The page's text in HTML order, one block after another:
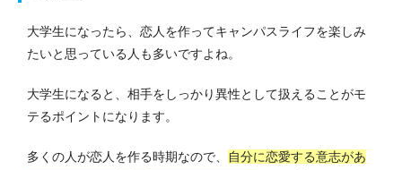
大学生になったら、恋人を作ってキャンパスライフを楽しみ
たいと思っている人も多いですよね。
大学生になると、相手をしっかり異性として扱えることがモ
テるポイントになります。
多くの人が恋人を作る時期なので、
自分に恋愛する意志があ